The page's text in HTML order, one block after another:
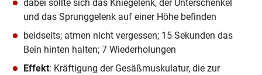
dabei sollte sich das Kniegelenk, der Unterschenkel
und das Sprunggelenk auf einer Höhe befinden
beidseits; atmen nicht vergessen; 15 Sekunden das
Bein hinten halten; 7 Wiederholungen
Effekt: Kräftigung der Gesäßmuskulatur, die zur